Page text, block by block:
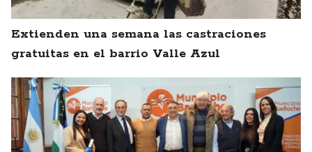
Extienden una semana las castraciones
gratuitas en el barrio Valle Azul